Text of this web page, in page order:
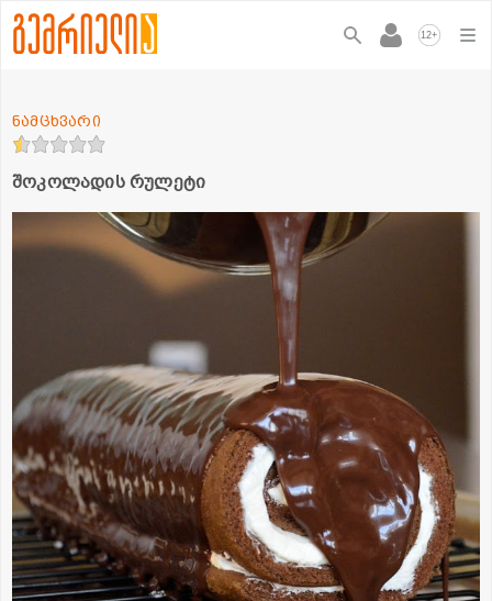
12+
შოკოლადის რულეტი
ნამცხვარი